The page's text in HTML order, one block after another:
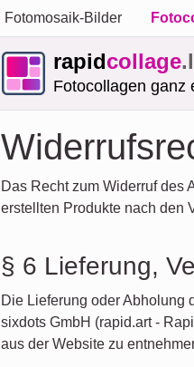
Fotomosaik-Bilder
rapidcollage
Fotocollagen ganz
Das Recht zum Widerruf des
erstellten Produkte nach den
§ 6 Lieferung,
Die Lieferung oder Abholung
sixdots GmbH (rapid.art -
aus der Website zu